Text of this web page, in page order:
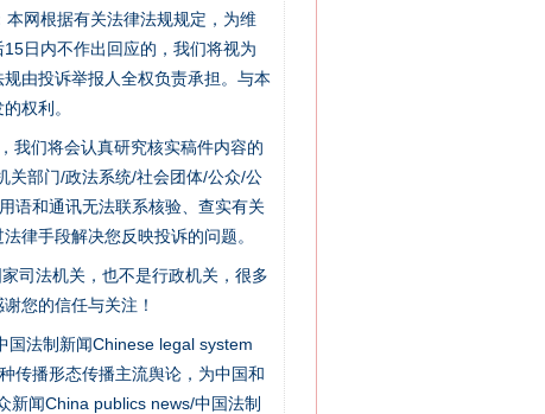
网根据有关法律法规规定，为维
日内不作出回应的，我们将视为
由投诉举报人全权负责承担。与本
权利。
我们将会认真研究核实稿件内容的
关部门/政法系统/社会团体/公众/公
语和通讯无法联系核验、查实有关
律手段解决您反映投诉的问题。
司法机关，也不是行政机关，很多
您的信任与关注！
国法制新闻Chinese legal system
传播形态传播主流舆论，为中国和
新闻China publics news/中国法制
“神药”背后的真相